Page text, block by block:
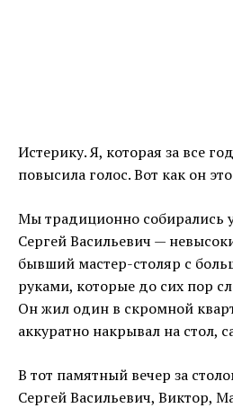
Истерику. Я, которая за все
повысила голос. Вот как он
Мы традиционно собирались
Сергей Васильевич —
бывший мастер-столяр с
руками, которые до сих пор
Он жил один в скромной
аккуратно накрывал на стол,
В тот памятный вечер за
Сергей Васильевич, Виктор,